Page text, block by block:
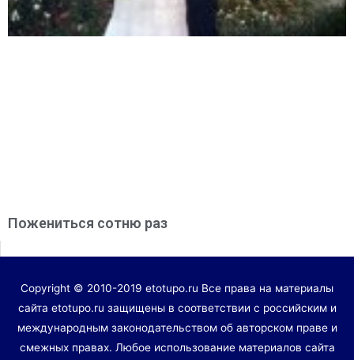
Пожениться сотню раз
Copyright © 2010-2019 etotupo.ru Все права на материалы
сайта etotupo.ru защищены в соответствии с российским и
международным законодательством об авторском праве и
смежных правах. Любое использование материалов сайта